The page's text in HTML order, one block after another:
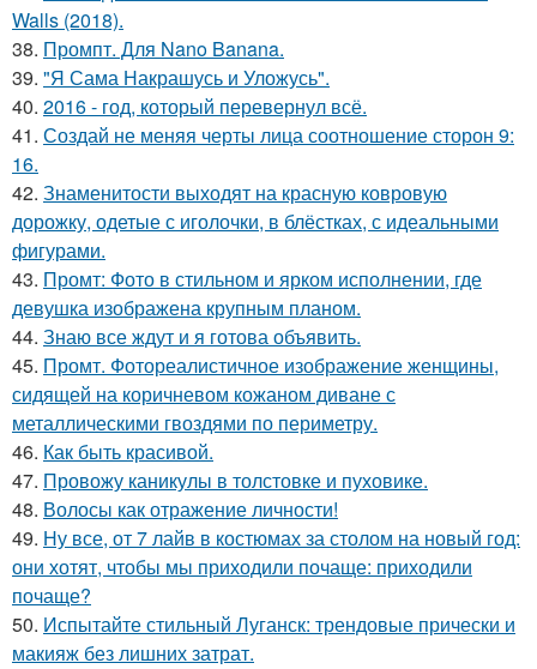
Walls (2018).
38. Промпт. Для Nano Banana.
39. "Я Сама Накрашусь и Уложусь".
40. 2016 - год, который перевернул всё.
41. Создай не меняя черты лица соотношение сторон 9:
16.
42. Знаменитости выходят на красную ковровую
дорожку, одетые с иголочки, в блёстках, с идеальными
фигурами.
43. Промт: Фото в стильном и ярком исполнении, где
девушка изображена крупным планом.
44. Знаю все ждут и я готова объявить.
45. Промт. Фотореалистичное изображение женщины,
сидящей на коричневом кожаном диване с
металлическими гвоздями по периметру.
46. Как быть красивой.
47. Провожу каникулы в толстовке и пуховике.
48. Волосы как отражение личности!
49. Ну все, от 7 лайв в костюмах за столом на новый год:
они хотят, чтобы мы приходили почаще: приходили
почаще?
50. Испытайте стильный Луганск: трендовые прически и
макияж без лишних затрат.